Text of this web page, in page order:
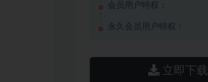
会员用户特权：
永久会员用户特权：
立即下载